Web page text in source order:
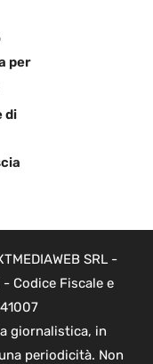
per
di
SRL -
- Codice Fiscale e
giornalistica, in
periodicità. Non